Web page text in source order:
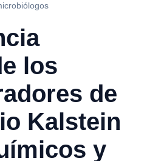
los
de
Kalstein
y